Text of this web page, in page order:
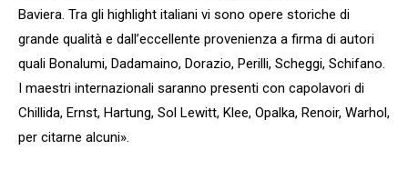
Baviera. Tra gli highlight italiani vi sono opere storiche di
grande qualità e dall’eccellente provenienza a firma di autori
quali Bonalumi, Dadamaino, Dorazio, Perilli, Scheggi, Schifano.
I maestri internazionali saranno presenti con capolavori di
Chillida, Ernst, Hartung, Sol Lewitt, Klee, Opalka, Renoir, Warhol,
per citarne alcuni».